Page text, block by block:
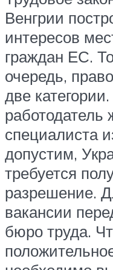
Венгрии
интересов
граждан ЕС.
очередь,
две
работодатель
специалиста
допустим,
требуется
разрешение.
вакансии
бюро труда.